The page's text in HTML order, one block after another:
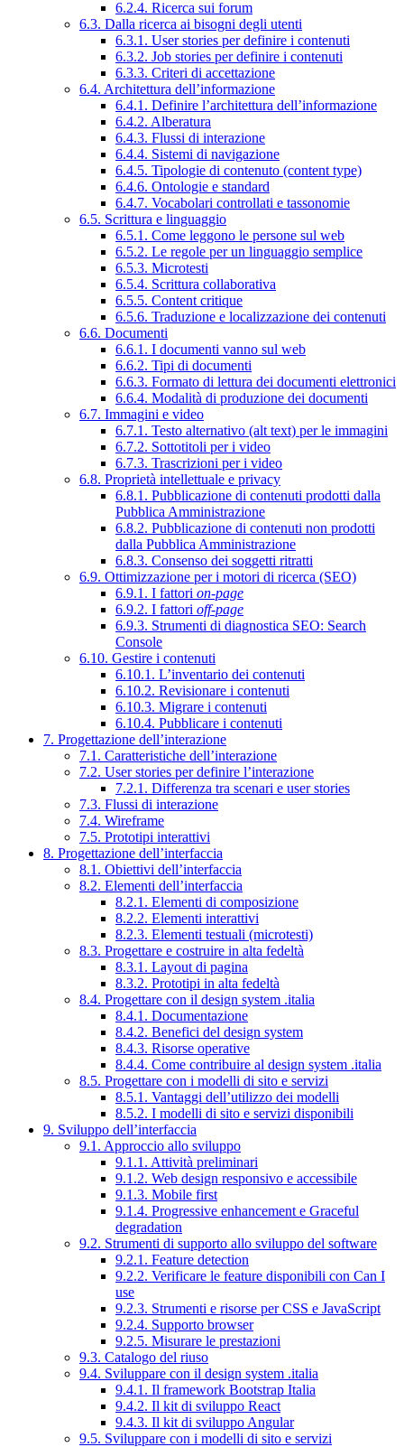
6.2.4. Ricerca sui forum
6.3. Dalla ricerca ai bisogni degli utenti
6.3.1. User stories per definire i contenuti
6.3.2. Job stories per definire i contenuti
6.3.3. Criteri di accettazione
6.4. Architettura dell’informazione
6.4.1. Definire l’architettura dell’informazione
6.4.2. Alberatura
6.4.3. Flussi di interazione
6.4.4. Sistemi di navigazione
6.4.5. Tipologie di contenuto (content type)
6.4.6. Ontologie e standard
6.4.7. Vocabolari controllati e tassonomie
6.5. Scrittura e linguaggio
6.5.1. Come leggono le persone sul web
6.5.2. Le regole per un linguaggio semplice
6.5.3. Microtesti
6.5.4. Scrittura collaborativa
6.5.5. Content critique
6.5.6. Traduzione e localizzazione dei contenuti
6.6. Documenti
6.6.1. I documenti vanno sul web
6.6.2. Tipi di documenti
6.6.3. Formato di lettura dei documenti elettronici
6.6.4. Modalità di produzione dei documenti
6.7. Immagini e video
6.7.1. Testo alternativo (alt text) per le immagini
6.7.2. Sottotitoli per i video
6.7.3. Trascrizioni per i video
6.8. Proprietà intellettuale e privacy
6.8.1. Pubblicazione di contenuti prodotti dalla
Pubblica Amministrazione
6.8.2. Pubblicazione di contenuti non prodotti
dalla Pubblica Amministrazione
6.8.3. Consenso dei soggetti ritratti
6.9. Ottimizzazione per i motori di ricerca (SEO)
6.9.1. I fattori on-page
6.9.2. I fattori off-page
6.9.3. Strumenti di diagnostica SEO: Search
Console
6.10. Gestire i contenuti
6.10.1. L’inventario dei contenuti
6.10.2. Revisionare i contenuti
6.10.3. Migrare i contenuti
6.10.4. Pubblicare i contenuti
7. Progettazione dell’interazione
7.1. Caratteristiche dell’interazione
7.2. User stories per definire l’interazione
7.2.1. Differenza tra scenari e user stories
7.3. Flussi di interazione
7.4. Wireframe
7.5. Prototipi interattivi
8. Progettazione dell’interfaccia
8.1. Obiettivi dell’interfaccia
8.2. Elementi dell’interfaccia
8.2.1. Elementi di composizione
8.2.2. Elementi interattivi
8.2.3. Elementi testuali (microtesti)
8.3. Progettare e costruire in alta fedeltà
8.3.1. Layout di pagina
8.3.2. Prototipi in alta fedeltà
8.4. Progettare con il design system .italia
8.4.1. Documentazione
8.4.2. Benefici del design system
8.4.3. Risorse operative
8.4.4. Come contribuire al design system .italia
8.5. Progettare con i modelli di sito e servizi
8.5.1. Vantaggi dell’utilizzo dei modelli
8.5.2. I modelli di sito e servizi disponibili
9. Sviluppo dell’interfaccia
9.1. Approccio allo sviluppo
9.1.1. Attività preliminari
9.1.2. Web design responsivo e accessibile
9.1.3. Mobile first
9.1.4. Progressive enhancement e Graceful
degradation
9.2. Strumenti di supporto allo sviluppo del software
9.2.1. Feature detection
9.2.2. Verificare le feature disponibili con Can I
use
9.2.3. Strumenti e risorse per CSS e JavaScript
9.2.4. Supporto browser
9.2.5. Misurare le prestazioni
9.3. Catalogo del riuso
9.4. Sviluppare con il design system .italia
9.4.1. Il framework Bootstrap Italia
9.4.2. Il kit di sviluppo React
9.4.3. Il kit di sviluppo Angular
9.5. Sviluppare con i modelli di sito e servizi